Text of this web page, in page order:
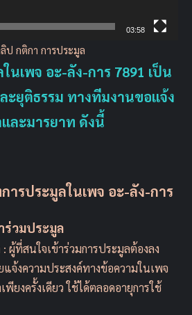
03:58
ป กติกา การประมูล
นเพจ อะ-ลัง-การ 7891 เป็น
ะยุติธรรม ทางทีมงานขอแจ้ง
ละมารยาท ดังนี้
ารประมูลในเพจ อะ-ลัง-การ
ร่วมประมูล
: ผู้ที่สนใจเข้าร่วมการประมูลต้องลง
จ้งความประสงค์ทางข้อความในเพจ
ยงครั้งเดียว ใช้ได้ตลอดอายุการใช้